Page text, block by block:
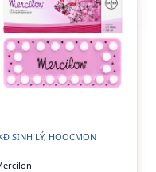
SINH LÝ, HOOCMON